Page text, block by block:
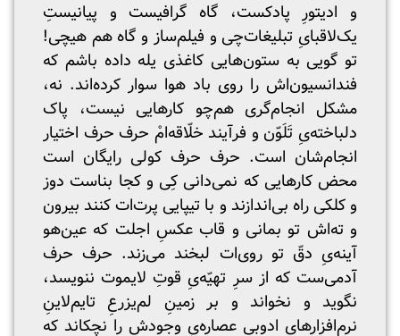
و ادیتورِ پادکست، گاه گرافیست و پیانیستِ
یک‌لاقبایِ تبلیغات‌چی و فیلم‌ساز و گاه هم هیچی!
تو گویی به ستون‌هایی کاغذی یله داده‌ باشم که
فندانسیون‌‌اش را روی باد هوا سوار کرده‌اند. نه،
مشکل انجام‌گری هم‌چو کارهایی نیست، پاک
دلباخته‌‌یِ تَلَوّن و فرآیند خلّاقه‌‌امْ حرف حرف اختیار
انجام‌شان است. حرف‌ حرف کولی رایگان است
محض کارهایی‌ که نمی‌دانی کِی و کجا بناست دوز
و کلکی راه بی‌اندازند و با تیپایی پرت‌ات کنند بیرون
و ته‌اش تو بمانی و قاب عکسِ اجلت که عین‌هو
آینه‌یِ دقّ‌ تو روی‌ات لبخند می‌زند. حرف حرف
آدمی‌‌ست که از سرِ تهیّه‌یِ قوتِ لایموت ننویسد،
نگوید و نخواند و بر زمینِ لم‌یزرعِ تایم‌لاینِ
نرم‌افزارهای ادوبی عصاره‌یِ وجودش را نچکاند که